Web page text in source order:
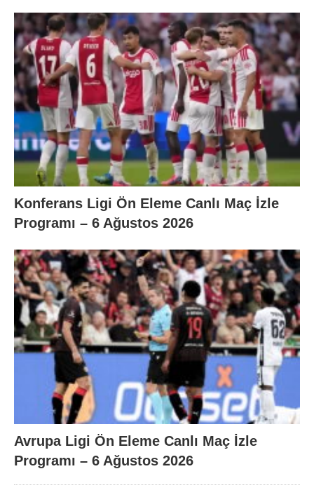
Konferans Ligi Ön Eleme Canlı Maç İzle
Programı – 6 Ağustos 2026
Avrupa Ligi Ön Eleme Canlı Maç İzle
Programı – 6 Ağustos 2026